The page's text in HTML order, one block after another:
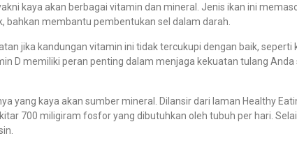
kaya akan berbagai vitamin dan mineral. Jenis ikan ini
membantu pembentukan sel dalam darah.
jika kandungan vitamin ini tidak tercukupi dengan baik,
D memiliki peran penting dalam menjaga kekuatan tulang
yang kaya akan sumber mineral. Dilansir dari laman Healthy
700 miligiram fosfor yang dibutuhkan oleh tubuh per hari.